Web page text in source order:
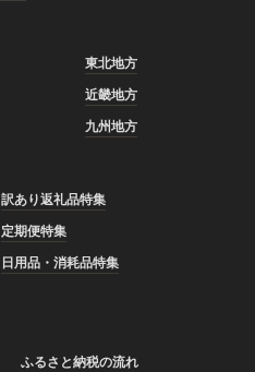
東北地方
近畿地方
九州地方
訳あり返礼品特集
定期便特集
日用品・消耗品特集
ふるさと納税の流れ